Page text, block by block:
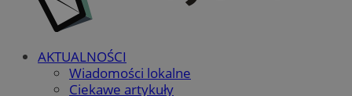
AKTUALNOŚCI
Wiadomości lokalne
Ciekawe artykuły